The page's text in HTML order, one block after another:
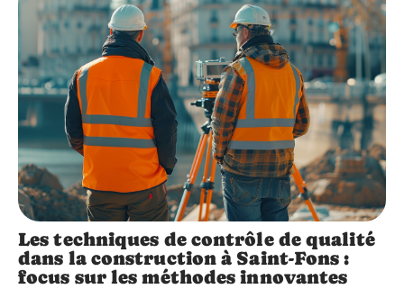
Les techniques de contrôle de qualité
dans la construction à Saint-Fons :
focus sur les méthodes innovantes